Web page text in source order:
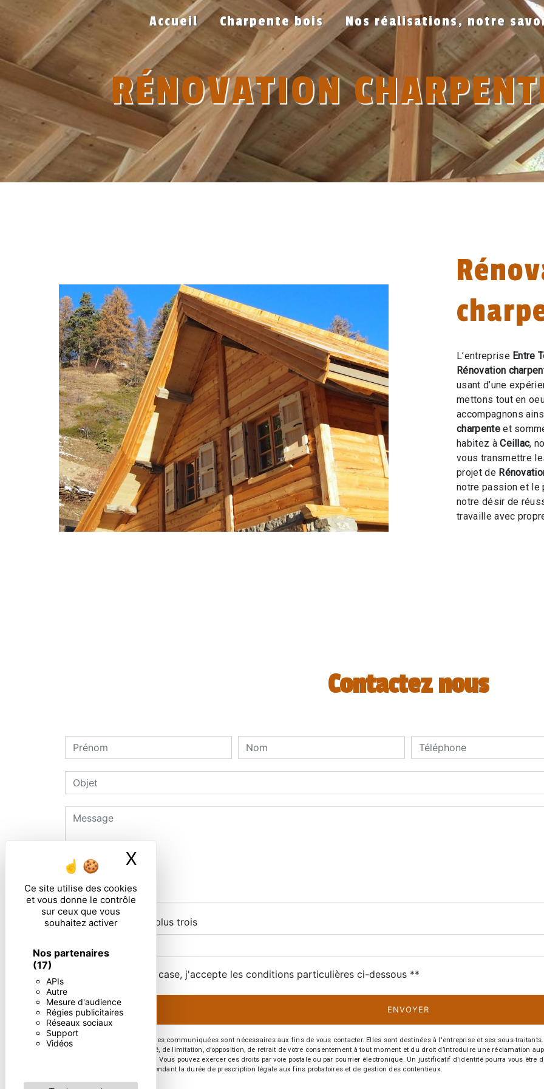
Panneau de gestion des cookies
Ce site utilise des cookies
et vous donne le contrôle
sur ceux que vous
souhaitez activer
Nos partenaires
(17)
APIs
Autre
Mesure d'audience
Régies publicitaires
Réseaux sociaux
Support
Vidéos
X
Accueil Charpente bois Nos réalisations, notre
RÉNOVATION
L’entreprise Entre
Rénovation
usant d’une
mettons tout en
accompagnons
charpenteet
habitez àCeillac,
vous transmettre
projet de
notre passion et le
notre désir de
travaille avec
Contactez nous
Combien font zero plus trois
En cochant cette case, j'accepte les conditions particulières ci-dessous **
ENVOYER
** Les données personnelles communiquées sont nécessaires aux fins de vous contacter. Elles sont destinées à l'entreprise et ses sous-
d’effacement, de portabilité, de limitation, d’opposition, de retrait de votre consentement à tout moment et du droit d’introduire une réclamation
vos données post-mortem. Vous pouvez exercer ces droits par voie postale ou par courrier électronique. Un justificatif d'identité pourra vous être
de prise de contact puis pendant la durée de prescription légale aux fins probatoires et de gestion des contentieux.